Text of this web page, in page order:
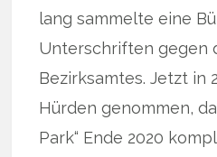
lang sammelte eine
Unterschriften gegen
Bezirksamtes. Jetzt in
Hürden genommen,
Park“ Ende 2020